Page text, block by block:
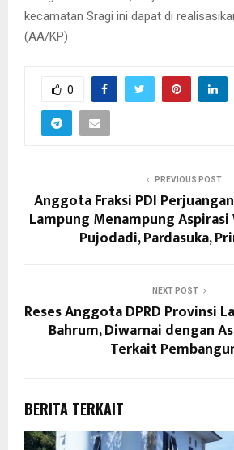
kecamatan Sragi ini dapat di
(AA/KP)
0
PREVIOUS POST
Anggota Fraksi PDI
Lampung Menampung
Pujodadi, Pardasuka,
NEXT POST
Reses Anggota DPRD Provinsi
Bahrum, Diwarnai dengan
Terkait
BERITA TERKAIT